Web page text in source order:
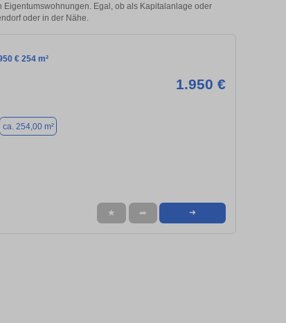
Egal, ob als Kapitalanlage oder
oder in der Nähe.
€ 254 m²
1.950 €
ca. 254,00 m²
★ ➦ ➜